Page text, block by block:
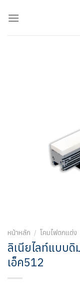
หน้าหลัก / โคมไฟตกแต่ง
ลิเนียไลท์แบบดิ
เอ็ค512